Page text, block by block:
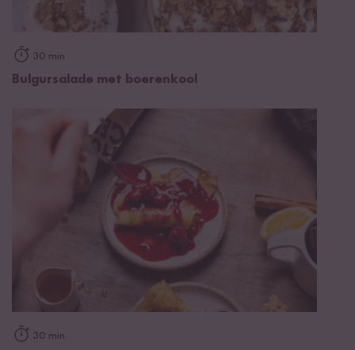
30 min
Bulgursalade met boerenkool
30 min